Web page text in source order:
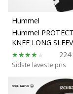
Hummel
Hummel
KNEE LONG
224
Sidste laveste pris